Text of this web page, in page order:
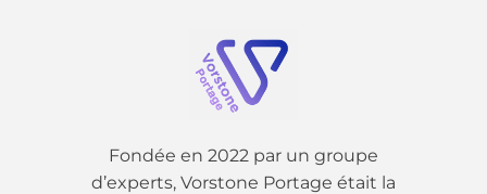
Fondée en 2022 par un groupe
d’experts, Vorstone Portage était la